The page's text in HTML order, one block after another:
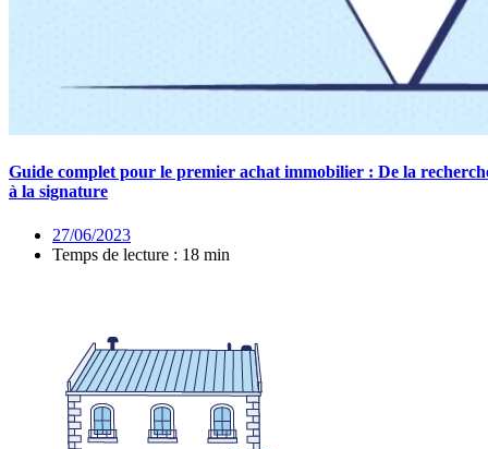
Guide complet pour le premier achat immobilier : De la
à la signature
27/06/2023
Temps de lecture : 18 min